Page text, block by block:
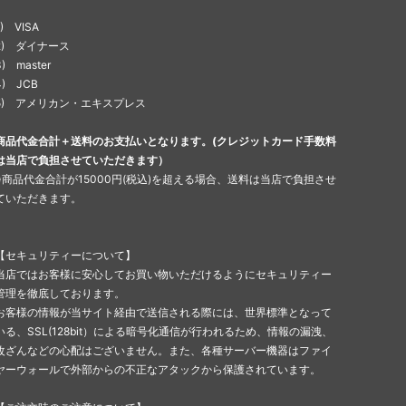
VISA
ダイナース
master
JCB
アメリカン・エキスプレス
品代金合計＋送料のお支払いとなります。(クレジットカード手数料
当店で負担させていただきます）
品代金合計が15000円(税込)を超える場合、送料は当店で負担させ
いただきます。
セキュリティーについて】
店ではお客様に安心してお買い物いただけるようにセキュリティー
理を徹底しております。
客様の情報が当サイト経由で送信される際には、世界標準となって
る、SSL(128bit）による暗号化通信が行われるため、情報の漏洩、
ざんなどの心配はございません。また、各種サーバー機器はファイ
ーウォールで外部からの不正なアタックから保護されています。